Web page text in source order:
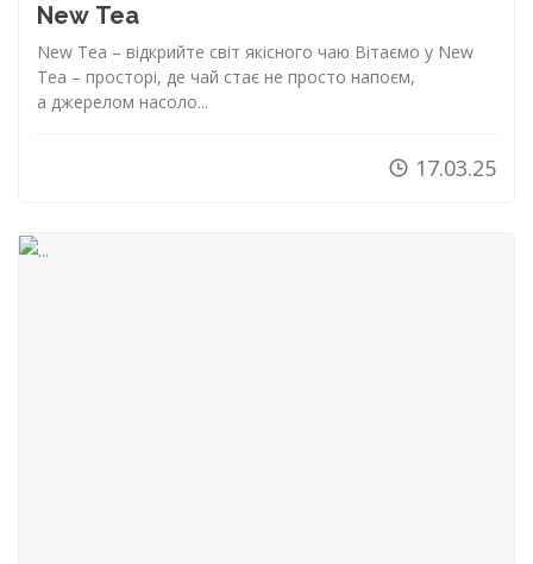
New Tea
New Tea – відкрийте світ якісного чаю Вітаємо у New
Tea – просторі, де чай стає не просто напоєм,
а джерелом насоло...
17.03.25